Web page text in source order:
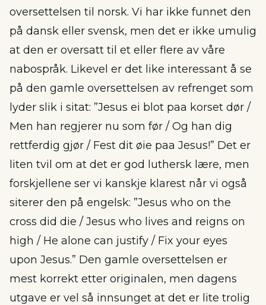
oversettelsen til norsk. Vi har ikke funnet den
på dansk eller svensk, men det er ikke umulig
at den er oversatt til et eller flere av våre
nabospråk. Likevel er det like interessant å se
på den gamle oversettelsen av refrenget som
lyder slik i sitat: ”Jesus ei blot paa korset dør /
Men han regjerer nu som før / Og han dig
rettferdig gjør / Fest dit øie paa Jesus!” Det er
liten tvil om at det er god luthersk lære, men
forskjellene ser vi kanskje klarest når vi også
siterer den på engelsk: ”Jesus who on the
cross did die / Jesus who lives and reigns on
high / He alone can justify / Fix your eyes
upon Jesus.” Den gamle oversettelsen er
mest korrekt etter originalen, men dagens
utgave er vel så innsunget at det er lite trolig